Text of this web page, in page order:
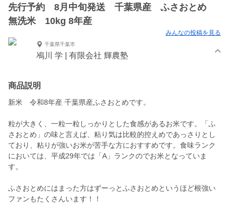
先行予約 8月中旬発送 千葉県産 ふさおとめ
無洗米 10kg 8年産
みんなの投稿を見る
千葉県千葉市
鳰川 学 | 有限会社 輝農塾
商品説明
新米 令和8年産 千葉県産ふさおとめです。
粒が大きく、一粒一粒しっかりとした食感があるお米です。「ふ
さおとめ」の味と言えば、粘り気は比較的控えめであっさりとし
ており、粘りが強いお米が苦手な方におすすめです。食味ランク
においては、平成29年では「A」ランクのでお米となっていま
す。
ふさおとめにはまった方はずーっとふさおとめというほど根強い
ファンもたくさんいます！！